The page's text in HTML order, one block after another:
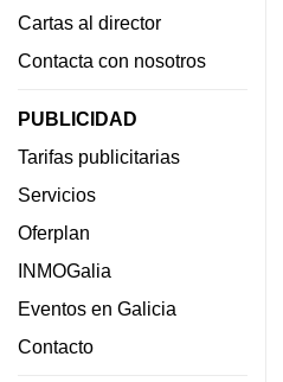
Cartas al director
Contacta con nosotros
PUBLICIDAD
Tarifas publicitarias
Servicios
Oferplan
INMOGalia
Eventos en Galicia
Contacto